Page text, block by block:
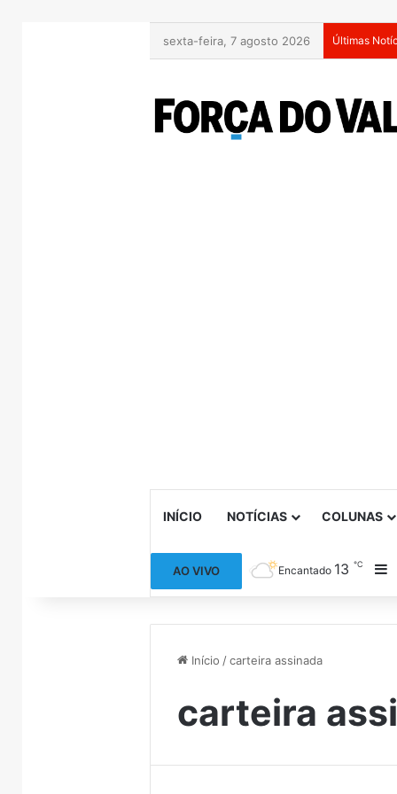
sexta-feira, 7 agosto 2026 Últimas
INÍCIO NOTÍCIAS COLUNAS
AO VIVO Encantado 13℃
Início / carteira assinada
carteira